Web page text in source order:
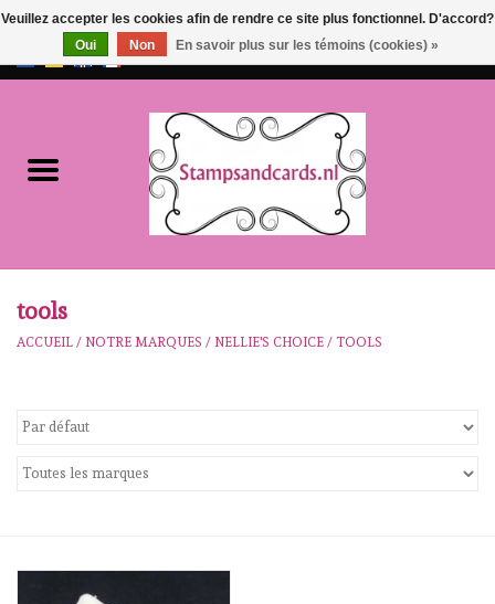
EUR/
NOUVEAU!!
workshops
Notre Marques
tools
ACCUEIL / NOTRE MARQUES / NELLIE'S CHOICE / TOOLS
Veuillez accepter les cookies afin de rendre ce site plus fonctionnel. D'accord?
Oui
Non En savoir plus sur les témoins (cookies) »